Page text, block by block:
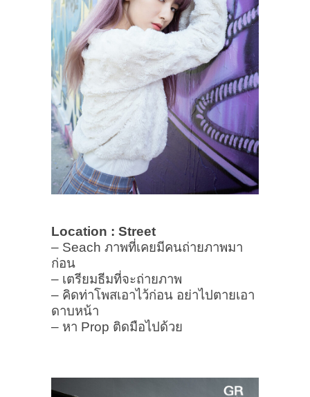
Location : Street
– Seach ภาพที่เคยมีคนถ่ายภาพมา
ก่อน
– เตรียมธีมที่จะถ่ายภาพ
– คิดท่าโพสเอาไว้ก่อน อย่าไปตายเอา
ดาบหน้า
– หา Prop ติดมือไปด้วย